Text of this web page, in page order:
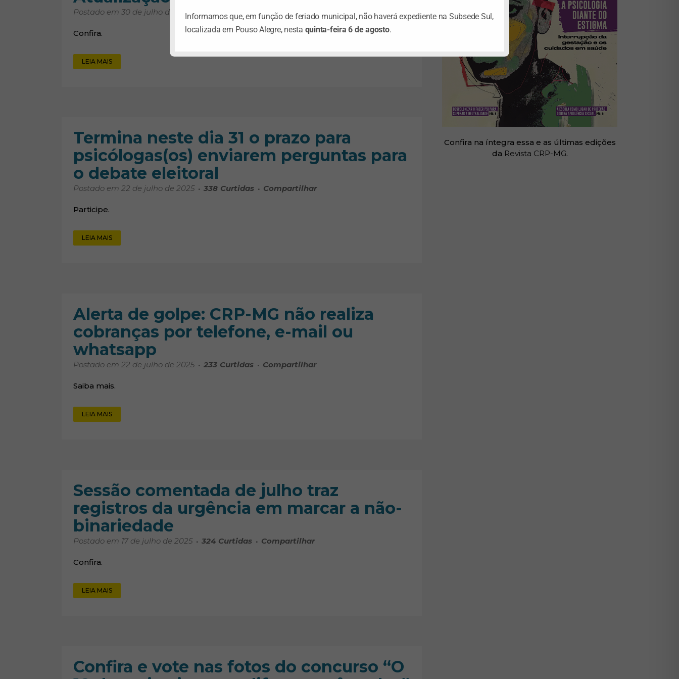
Postado em 30 de julho de 2025 Compartilhar
Confira.
LEIA MAIS
Termina neste dia 31 o prazo para
psicólogas(os) enviarem perguntas para
o debate eleitoral
Postado em 22 de julho de 2025 338 Curtidas Compartilhar
Participe.
LEIA MAIS
Alerta de golpe: CRP-MG não realiza
cobranças por telefone, e-mail ou
whatsapp
Postado em 22 de julho de 2025 233 Curtidas Compartilhar
Saiba mais.
LEIA MAIS
Sessão comentada de julho traz
registros da urgência em marcar a não-
binariedade
Postado em 17 de julho de 2025 324 Curtidas Compartilhar
Confira.
LEIA MAIS
Confira e vote nas fotos do concurso “O
Confira na íntegra essa e as últimas edições
da Revista CRP-MG.
Informamos que, em função de feriado municipal, não haverá expediente na Subsede Sul,
localizada em Pouso Alegre, nesta quinta-feira 6 de agosto.